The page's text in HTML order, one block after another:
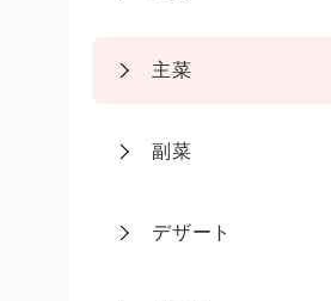
主菜
副菜
デザート